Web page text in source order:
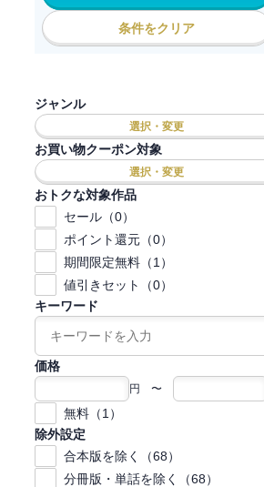
条件をクリア
ジャンル
選択・変更
お買い物クーポン対象
選択・変更
おトクな対象作品
セール（0）
ポイント還元（0）
期間限定無料（1）
値引きセット（0）
キーワード
価格
円 〜
無料（1）
除外設定
合本版を除く（68）
分冊版・単話を除く（68）